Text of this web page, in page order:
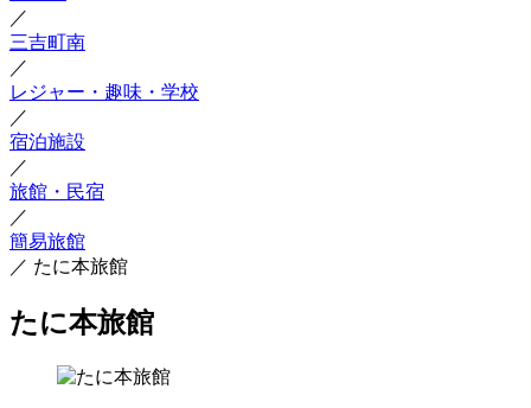
／
三吉町南
／
レジャー・趣味・学校
／
宿泊施設
／
旅館・民宿
／
簡易旅館
／ たに本旅館
たに本旅館